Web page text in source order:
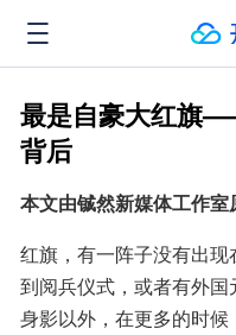
最是自豪大红旗
背后
本文由铖然新媒体工作室
红旗，有一阵子没有出
到阅兵仪式，或者有外
身影以外，在更多的时